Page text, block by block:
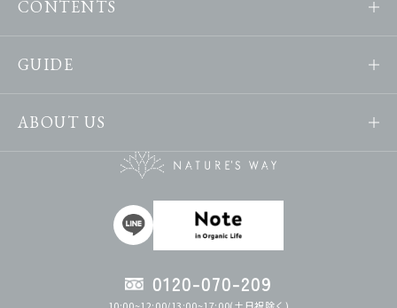
CONTENTS
GUIDE
ABOUT US
0120-070-209